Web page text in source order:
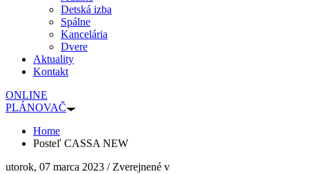
Detská izba
Spálne
Kancelária
Dvere
Aktuality
Kontakt
ONLINE
PLÁNOVAČ
Home
Posteľ CASSA NEW
utorok, 07 marca 2023 /Zverejnené v